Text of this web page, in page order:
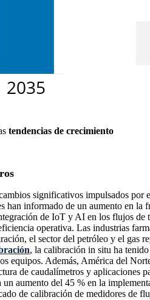
tendencias de crecimiento
significativos impulsados
informado de un aumento en
de IoT y AI en los flujos
operativa. Las industrias
el sector del petróleo y el
, la calibración in situ ha
equipos. Además, América del
de caudalímetros y aplicaciones
aumento del 45 % en la
de calibración de medidores de